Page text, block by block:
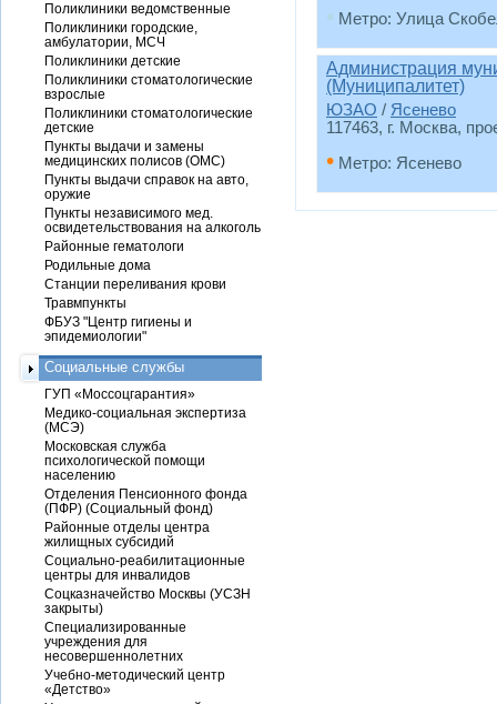
• Метро: Улица
Администрация
(Муниципалитет)
ЮЗАО / Ясенево
117463, г. Москва,
• Метро: Ясенево
Поликлиники ведомственные
Поликлиники городские,
амбулатории, МСЧ
Поликлиники детские
Поликлиники стоматологические
взрослые
Поликлиники стоматологические
детские
Пункты выдачи и замены
медицинских полисов (ОМС)
Пункты выдачи справок на авто,
оружие
Пункты независимого мед.
освидетельствования на алкоголь
Районные гематологи
Родильные дома
Станции переливания крови
Травмпункты
ФБУЗ "Центр гигиены и
эпидемиологии"
Социальные службы
ГУП «Моссоцгарантия»
Медико-социальная экспертиза
(МСЭ)
Московская служба
психологической помощи
населению
Отделения Пенсионного фонда
(ПФР) (Социальный фонд)
Районные отделы центра
жилищных субсидий
Социально-реабилитационные
центры для инвалидов
Соцказначейство Москвы (УСЗН
закрыты)
Специализированные
учреждения для
несовершеннолетних
Учебно-методический центр
«Детство»